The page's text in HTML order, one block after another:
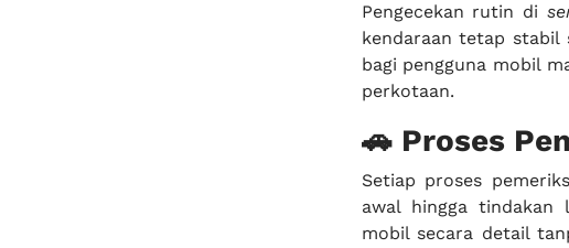
Pengecekan rutin di
kendaraan tetap stabil
bagi pengguna mobil
perkotaan.
🚗 Proses
Setiap proses
awal hingga tindakan
mobil secara detail